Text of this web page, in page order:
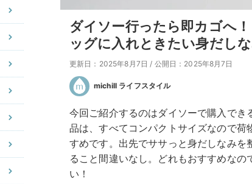
ダイソー行ったら即カゴへ
ッグに入れときたい身だし
更新日：2025年8月7日 / 公開日：2025年8月7日
michill ライフスタイル
今回ご紹介するのはダイソーで購入で
品は、すべてコンパクトサイズなので
すめです。出先でササっと身だしなみ
ること間違いなし。どれもおすすめな
い！